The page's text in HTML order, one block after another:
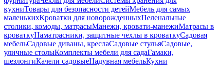
кухниТовары для безопасности детейМебель для самых
маленькихКроватки для новорожденныхПеленальные
столики, комоды, матрасыМанежи, кровати-манежиМатрасы в
кроваткуНаматрасники, защитные чехлы в кроваткуСадовая
мебельСадовые диваны, креслаСадовые стульяСадовые,
уличные столыКомплекты мебели для садаГамаки,
шезлонгиКачели садовыеНадувная мебельКухни